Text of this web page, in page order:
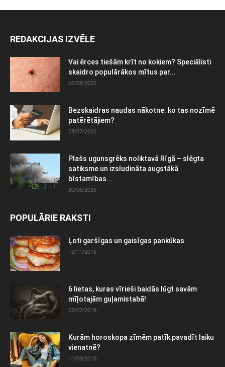
REDAKCIJAS IZVĒLE
Vai ērces tiešām krīt no kokiem? Speciālisti
skaidro populārākos mītus par...
06/08/2026
Bezskaidras naudas nākotne: ko tas nozīmē
patērētājiem?
28/07/2026
Plašs ugunsgrēks noliktavā Rīgā – slēgta
satiksme un izsludināta augstākā
bīstamības...
30/06/2026
POPULĀRIE RAKSTI
Ļoti garšīgas un gaisīgas pankūkas
18/11/2015
6 lietas, kuras vīrieši baidās lūgt savām
mīļotajām guļamistabā!
02/07/2018
Kurām horoskopa zīmēm patīk pavadīt laiku
vienatnē?
11/09/2019